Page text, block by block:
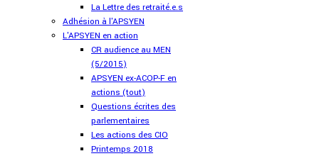
La Lettre des retraité.e.s
Adhésion à l'APSYEN
L'APSYEN en action
CR audience au MEN
(5/2015)
APSYEN ex-ACOP-F en
actions (tout)
Questions écrites des
parlementaires
Les actions des CIO
Printemps 2018